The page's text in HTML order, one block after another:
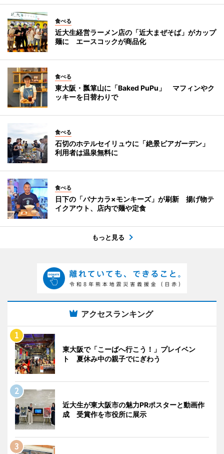
食べる
近大生経営ラーメン店の「近大まぜそば」がカップ
麺に エースコックが商品化
食べる
東大阪・瓢箪山に「Baked PuPu」 マフィンやク
ッキーを日替わりで
食べる
石切のホテルセイリュウに「絶景ビアガーデン」
利用者は温泉無料に
食べる
日下の「バナカラ×モンキーズ」が刷新 揚げ物テ
イクアウト、店内で麺や定食
もっと見る
アクセスランキング
東大阪で「こーばへ行こう！」プレイベン
ト 夏休み中の親子でにぎわう
近大生が東大阪市の魅力PRポスターと動画作
成 受賞作を市役所に展示